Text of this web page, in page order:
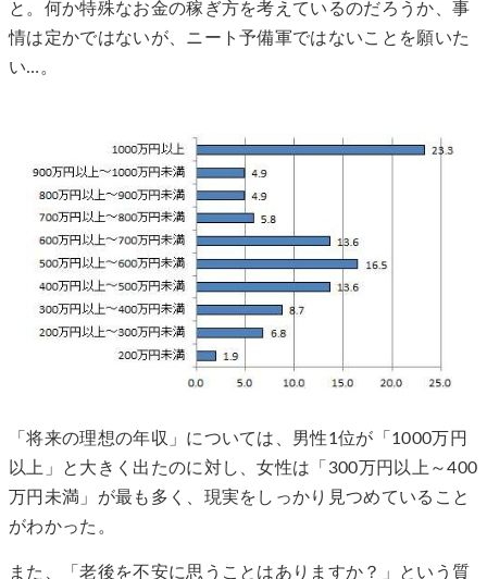
と。何か特殊なお金の稼ぎ方を考えているのだろうか、事
情は定かではないが、ニート予備軍ではないことを願いた
い…。
「将来の理想の年収」については、男性1位が「1000万円
以上」と大きく出たのに対し、女性は「300万円以上～400
万円未満」が最も多く、現実をしっかり見つめていること
がわかった。
また、「老後を不安に思うことはありますか？」という質